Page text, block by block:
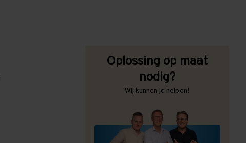
Oplossing op maat
nodig?
Wij kunnen je helpen!